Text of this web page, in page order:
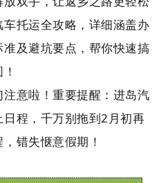
车托运全攻略，详细涵盖办
及避坑要点，帮你快速搞
意啦！重要提醒：进岛汽
程，千万别拖到2月初再
错失惬意假期！